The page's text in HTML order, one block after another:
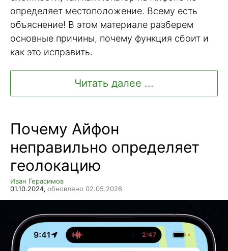
определяет местоположение. Всему есть
объяснение! В этом материале разберем
основные причины, почему функция сбоит и
как это исправить.
Читать далее ...
Почему Айфон
неправильно определяет
геолокацию
Иван Герасимов
01.10.2024, обновлено 02.05.2026